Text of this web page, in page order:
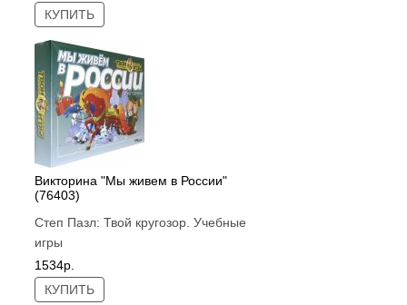
КУПИТЬ
Викторина "Мы живем в России"
(76403)
Степ Пазл:Твой кругозор. Учебные
игры
1534р.
КУПИТЬ